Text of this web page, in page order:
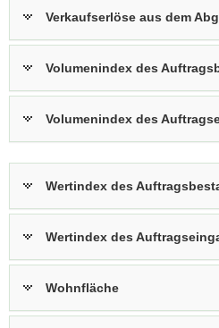
Verkaufserlöse aus dem
Volumenindex des
Volumenindex des
Wertindex des
Wertindex des
Wohnfläche